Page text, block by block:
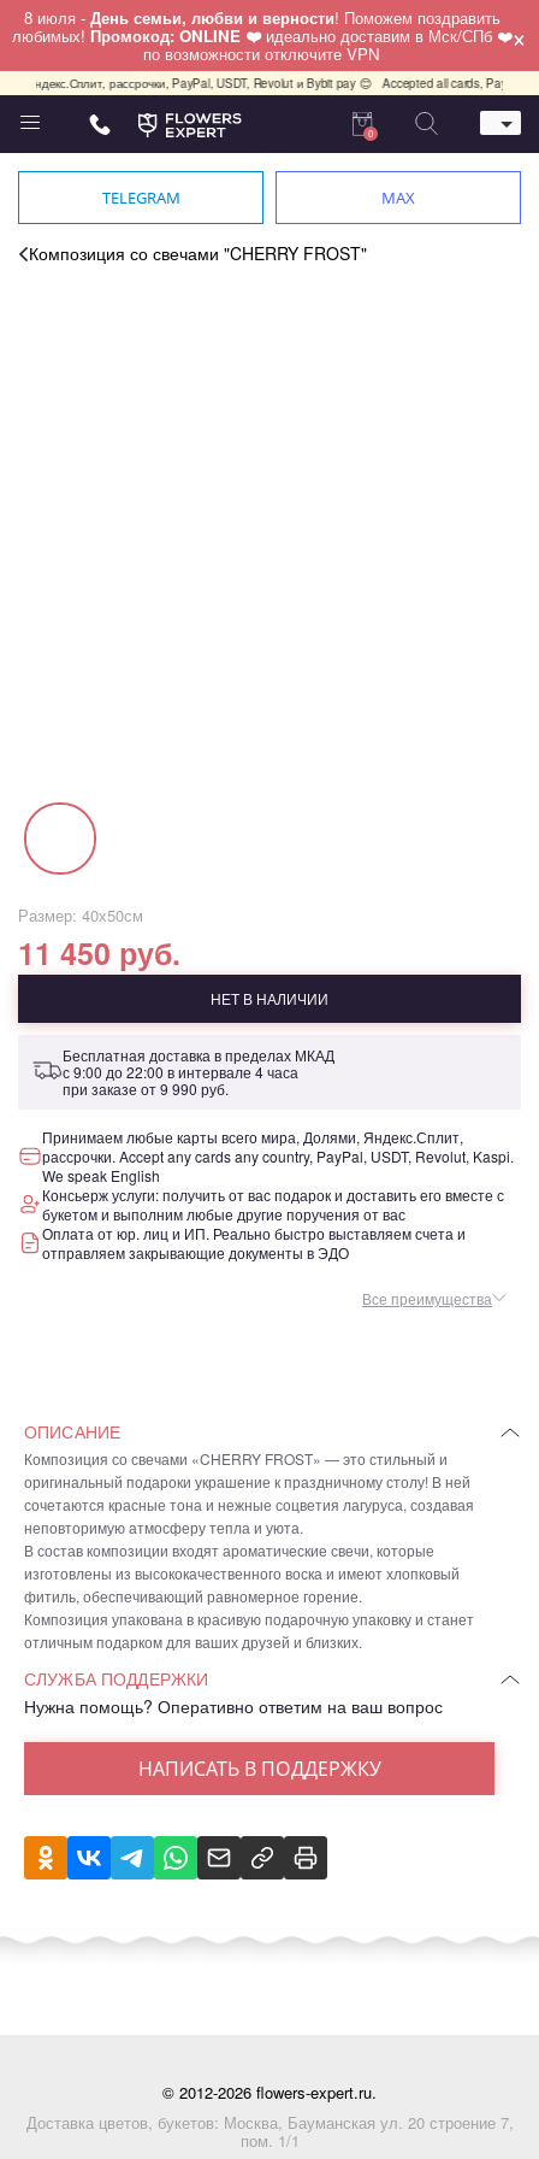
8 июля - День семьи, любви и верности! Поможем поздравить
любимых! Промокод: ONLINE ❤️ идеально доставим в Мск/СПб ❤️
по возможности отключите VPN ×
рассрочки, PayPal, USDT, Revolut и Bybit pay 😊 Accepted all cards, PayPal,
Телефон
+7 (495) 982-55-05
0
TELEGRAM MAX
Композиция со свечами "CHERRY FROST"
Размер: 40х50см
11 450 руб.
НЕТ В НАЛИЧИИ
Бесплатная доставка в пределах МКАД
с 9:00 до 22:00 в интервале 4 часа
при заказе от9 990 руб.
Принимаем любые карты всего мира, Долями, Яндекс.Сплит,
рассрочки. Accept any cards any country, PayPal, USDT, Revolut, Kaspi.
We speak English
Консьерж услуги: получить от вас подарок и доставить его вместе с
букетом и выполним любые другие поручения от вас
Оплата от юр. лиц и ИП. Реально быстро выставляем счета и
отправляем закрывающие документы в ЭДО
Все преимущества
ОПИСАНИЕ
Композиция со свечами «CHERRY FROST» — это стильный и
оригинальный подароки украшение к праздничному столу! В ней
сочетаются красные тона и нежные соцветия лагуруса, создавая
неповторимую атмосферу тепла и уюта.
В состав композиции входят ароматические свечи, которые
изготовлены из высококачественного воска и имеют хлопковый
фитиль, обеспечивающий равномерное горение.
Композиция упакована в красивую подарочную упаковку и станет
отличным подарком для ваших друзей и близких.
СЛУЖБА ПОДДЕРЖКИ
Нужна помощь? Оперативно ответим на ваш вопрос
НАПИСАТЬ В ПОДДЕРЖКУ
© 2012-2026 flowers-expert.ru.
Доставка цветов, букетов: Москва, Бауманская ул. 20 строение 7,
пом. 1/1